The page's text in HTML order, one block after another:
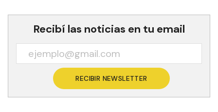
Recibí las noticias en tu email
RECIBIR NEWSLETTER